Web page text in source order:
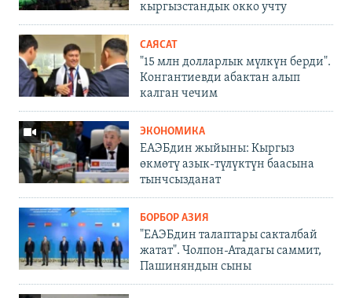
кыргызстандык окко учту
САЯСАТ
"15 млн долларлык мүлкүн берди".
Конгантиевди абактан алып
калган чечим
ЭКОНОМИКА
ЕАЭБдин жыйыны: Кыргыз
өкмөтү азык-түлүктүн баасына
тынчсызданат
БОРБОР АЗИЯ
"ЕАЭБдин талаптары сакталбай
жатат". Чолпон-Атадагы саммит,
Пашиняндын сыны